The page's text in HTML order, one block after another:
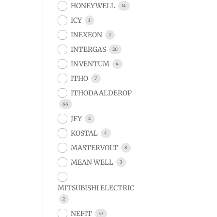
HONEYWELL 14
ICY 1
INEXEON 2
INTERGAS 20
INVENTUM 4
ITHO 7
ITHODAALDEROP
66
JFY 4
KOSTAL 4
MASTERVOLT 8
MEAN WELL 3
MITSUBISHI ELECTRIC
2
NEFIT 37